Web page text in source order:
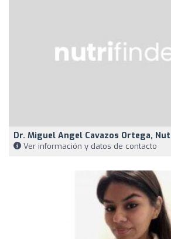
Dr. Miguel Angel Cavazos Ortega,
Ver información y datos de contacto